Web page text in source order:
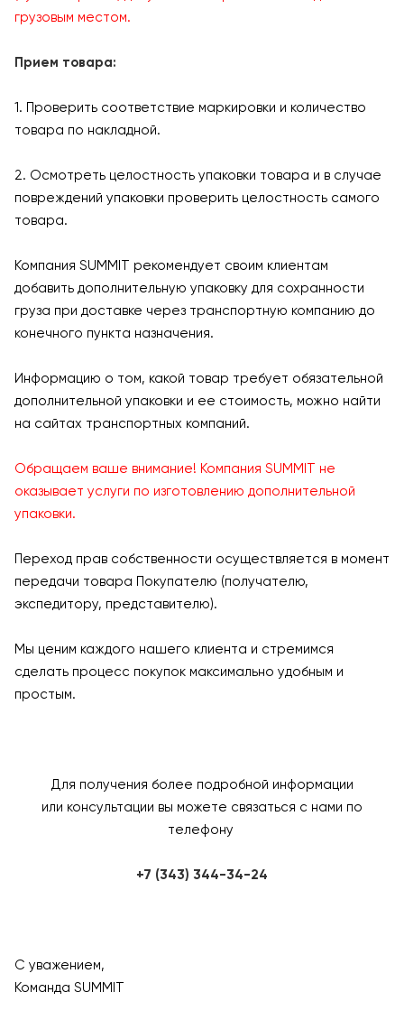
грузовым местом.
Прием товара:
1. Проверить соответствие маркировки и количество
товара по накладной.
2. Осмотреть целостность упаковки товара и в случае
повреждений упаковки проверить целостность самого
товара.
Компания SUMMIT рекомендует своим клиентам
добавить дополнительную упаковку для сохранности
груза при доставке через транспортную компанию до
конечного пункта назначения.
Информацию о том, какой товар требует обязательной
дополнительной упаковки и ее стоимость, можно найти
на сайтах транспортных компаний.
Обращаем ваше внимание! Компания SUMMIT не
оказывает услуги по изготовлению дополнительной
упаковки.
Переход прав собственности осуществляется в момент
передачи товара Покупателю (получателю,
экспедитору, представителю).
Мы ценим каждого нашего клиента и стремимся
сделать процесс покупок максимально удобным и
простым.
Для получения более подробной информации
или консультации вы можете связаться с нами по
телефону
+7 (343) 344-34-24
С уважением,
Команда SUMMIT